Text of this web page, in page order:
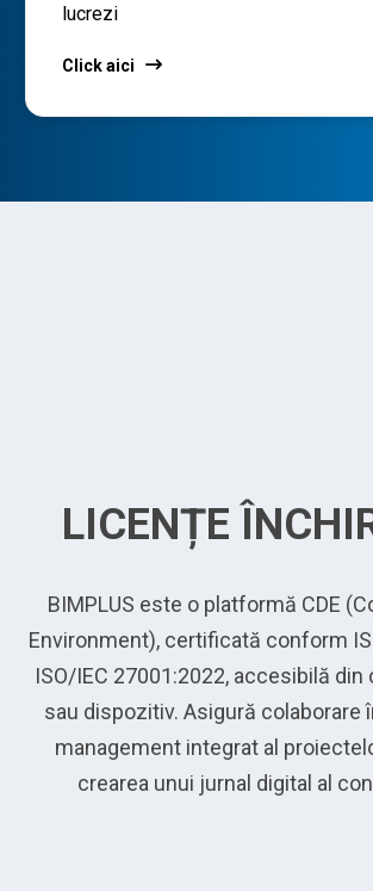
lucrezi
Click aici
LICENȚE
BIMPLUS este o platformă CDE
Environment), certificată conform
ISO/IEC 27001:2022, accesibilă
sau dispozitiv. Asigură colaborare
management integrat al
crearea unui jurnal digital al